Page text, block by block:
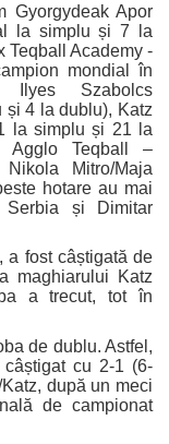
Gyorgydeak Apor
la simplu și 7 la
Teqball Academy -
mondial în
Szabolcs
și 4 la dublu), Katz
la simplu și 21 la
Agglo Teqball –
Mitro/Maja
hotare au mai
Serbia și Dimitar
a fost câștigată de
maghiarului Katz
a trecut, tot în
de dublu. Astfel,
câștigat cu 2-1 (6-
după un meci
de campionat